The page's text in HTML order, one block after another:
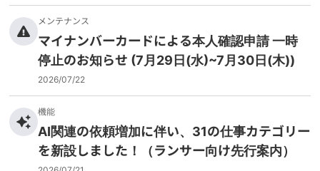
メンテナンス
マイナンバーカードによる本人確認申請 一時
停止のお知らせ (7月29日(水)~7月30日(木))
2026/07/22
機能
AI関連の依頼増加に伴い、31の仕事カテゴリー
を新設しました！（ランサー向け先行案内）